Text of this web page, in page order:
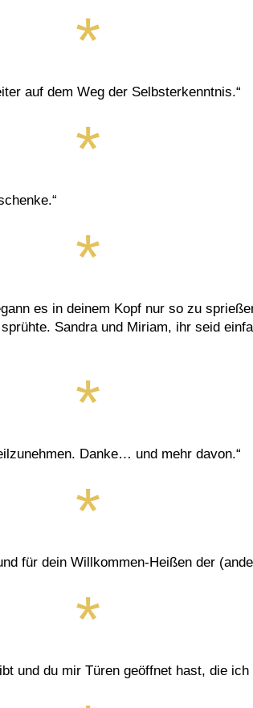
auf dem Weg der Selbsterkenntnis.“
es in deinem Kopf nur so zu
Sandra und Miriam, ihr seid
Danke… und mehr davon.“
für dein Willkommen-Heißen der
und du mir Türen geöffnet hast, die